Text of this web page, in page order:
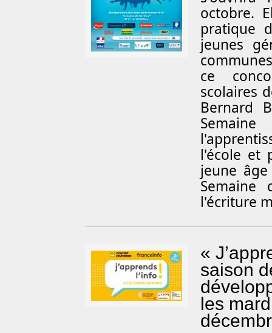
octobre.
pratique
jeunes
ce
scolaires
Bernard
l'école et
jeune
l'écriture
«
saison
les